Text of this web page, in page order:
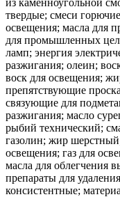
твердые; смеси
освещения; масла для
для промышленных
ламп; энергия
разжигания; олеин;
воск для освещения;
препятствующие
связующие для
разжигания; масло
рыбий технический;
газолин; жир
освещения; газ для
масла для облегчения
препараты для
консистентные;